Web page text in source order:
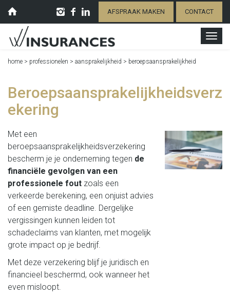
AFSPRAAK MAKEN CONTACT
home > professionelen > aansprakelijkheid > beroepsaansprakelijkheid
Beroepsaansprakelijkheidsverz
ekering
Met een
beroepsaansprakelijkheidsverzekering
bescherm je je onderneming tegen de
financiële gevolgen van een
professionele fout zoals een
verkeerde berekening, een onjuist advies
of een gemiste deadline. Dergelijke
vergissingen kunnen leiden tot
schadeclaims van klanten, met mogelijk
grote impact op je bedrijf.
Met deze verzekering blijf je juridisch en
financieel beschermd, ook wanneer het
even misloopt.